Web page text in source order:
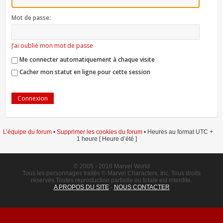
Mot de passe:
J’ai oublié mon mot de passe
Me connecter automatiquement à chaque visite
Cacher mon statut en ligne pour cette session
L’équipe du forum• Supprimer les cookies du forum• Heures au format UTC +
1 heure [ Heure d’été ]
© 2005 - 2016 Marvel World
Tous les personnages traités © Marvel Characters, Inc. Tous droits
réservés.Toutes reproduction partielle ou totale est interdite.
A PROPOS DU SITE- NOUS CONTACTER